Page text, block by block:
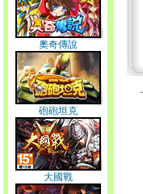
奧奇傳說
砲砲坦克
大國戰